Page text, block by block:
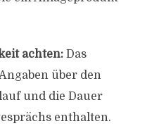
achten:Das
über den
und die Dauer
enthalten.